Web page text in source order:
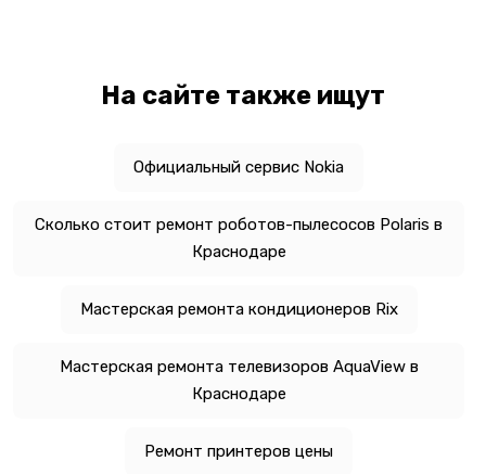
На сайте также ищут
Официальный сервис Nokia
Сколько стоит ремонт роботов-пылесосов Polaris в
Краснодаре
Мастерская ремонта кондиционеров Rix
Мастерская ремонта телевизоров AquaView в
Краснодаре
Ремонт принтеров цены